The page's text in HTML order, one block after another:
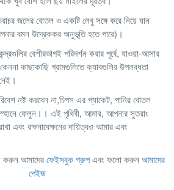
জলের বোতল ও একটি লেবু সঙ্গে করে নিয়ে যান
বমন উদ্রেককর অনুভূতি হতে পারে)।
বেশীরভাগই পরিদর্শন করার পূর্বে, যাওয়া-আসার
কাছাকাছি গ্রামগুলিতে ক্যাবগুলির উপলব্ধতা
নষ্ট করবেন না,চিপস এর প্যাকেট, পানির বোতল
স্হানে ফেলুন।। এই পৃথিবী, আমার, আপনার সুতরাং
এবং রক্ষনাবেক্ষনের দায়িত্বও আমার এবং
করুন আমাদেরফেইসবুক গ্রুপএবং ফলো করুনআমাদের
পেইজ